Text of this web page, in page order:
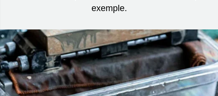
exemple.